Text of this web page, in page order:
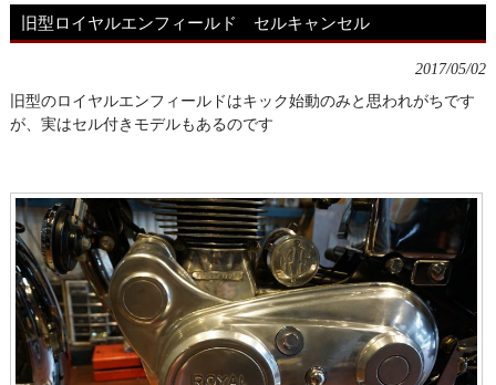
旧型ロイヤルエンフィールド セルキャンセル
2017/05/02
旧型のロイヤルエンフィールドはキック始動のみと思われがちです
が、実はセル付きモデルもあるのです